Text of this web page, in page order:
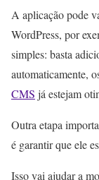
A aplicação pode
WordPress, por
simples: basta
automaticamente,
CMS já estejam
Outra etapa
é garantir que ele
Isso vai ajudar a